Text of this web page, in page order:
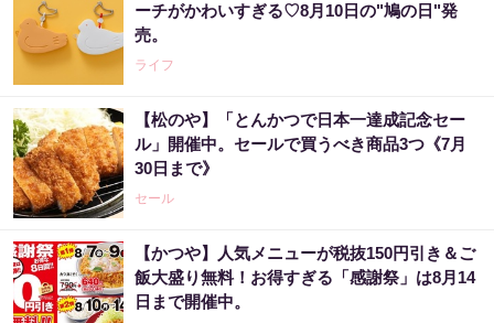
ーチがかわいすぎる♡8月10日の"鳩の日"発
売。
ライフ
【松のや】「とんかつで日本一達成記念セー
ル」開催中。セールで買うべき商品3つ《7月
30日まで》
セール
【かつや】人気メニューが税抜150円引き＆ご
飯大盛り無料！お得すぎる「感謝祭」は8月14
日まで開催中。